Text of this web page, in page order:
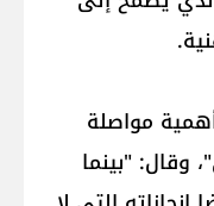
مواصلة
وقال: "بينما